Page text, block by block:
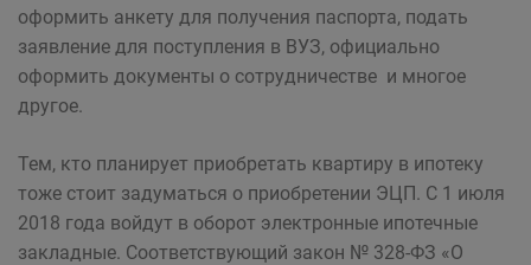
оформить анкету для получения паспорта, подать
заявление для поступления в ВУЗ, официально
оформить документы о сотрудничестве и многое
другое.
Тем, кто планирует приобретать квартиру в ипотеку
тоже стоит задуматься о приобретении ЭЦП. С 1 июля
2018 года войдут в оборот электронные ипотечные
закладные. Соответствующий закон № 328-ФЗ «О